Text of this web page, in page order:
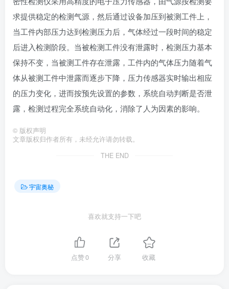
求提供稳定的检测气源，然后通过设备加压到被测工件上，
当工件内部压力达到检测压力后，气体经过一段时间的稳定
后进入检测阶段。当被检测工件没有泄露时，检测压力基本
保持不变，当被测工件存在泄露，工件内的气体压力随着气
体从被测工件中泄露而逐步下降，压力传感器实时输出相应
的压力变化，进而按预先设置的参数，系统自动判断是否泄
露，检测过程完全系统自动化，消除了人为因素的影响。
© 版权声明
文章版权归作者所有，未经允许请勿转载。
THE END
宇宙奥秘
喜欢就支持一下吧
点赞0 分享 收藏